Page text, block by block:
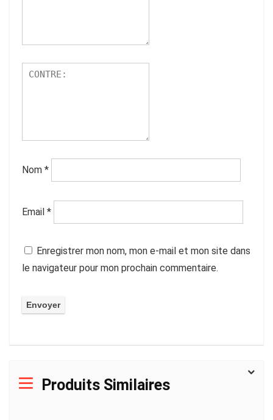
Nom *
Email *
Enregistrer mon nom, mon e-mail et mon site dans
le navigateur pour mon prochain commentaire.
Produits Similaires